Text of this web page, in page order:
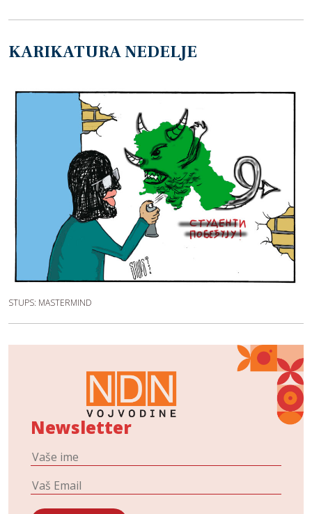
KARIKATURA NEDELJE
STUPS: MASTERMIND
Newsletter